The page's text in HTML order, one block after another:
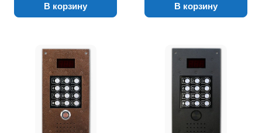
В корзину В корзину